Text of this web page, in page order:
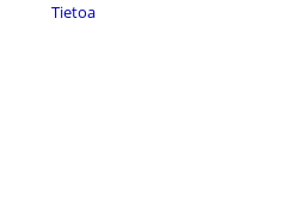
Tietoa